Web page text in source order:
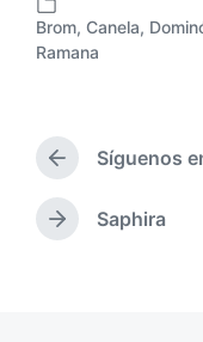
e
c
h
b
i
c
P
c
d
Brom, Canela,
Ramana
E
n
t
r
Síguenos
E
Saphira